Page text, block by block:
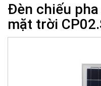
Đèn chiếu
mặt trời